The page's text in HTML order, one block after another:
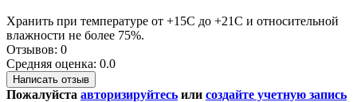
Хранить при температуре от +15С до +21С и относительной
влажности не более 75%.
Отзывов: 0
Средняя оценка: 0.0
Написать отзыв
Пожалуйста авторизируйтесь или создайте учетную запись